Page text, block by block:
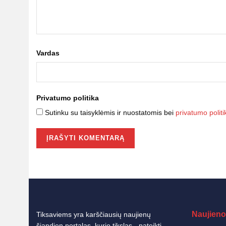
Vardas
Privatumo politika
Sutinku su taisyklėmis ir nuostatomis bei privatumo
Tiksaviems yra karščiausių naujienų